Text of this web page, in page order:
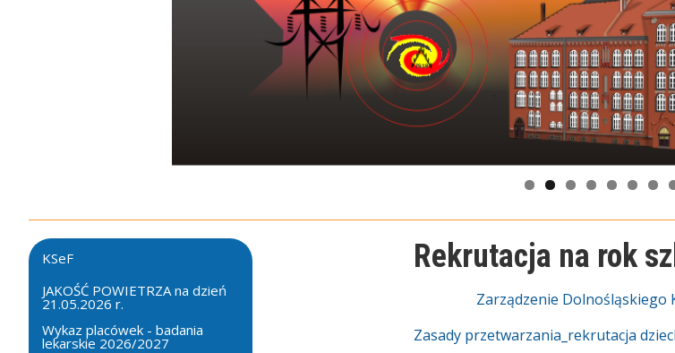
KSeF
JAKOŚĆ POWIETRZA na dzień
21.05.2026 r.
Wykaz placówek - badania
lekarskie 2026/2027
Rekrutacja na rok
Zarządzenie Dolnośląskiego
Zasady przetwarzania_rekrutacja